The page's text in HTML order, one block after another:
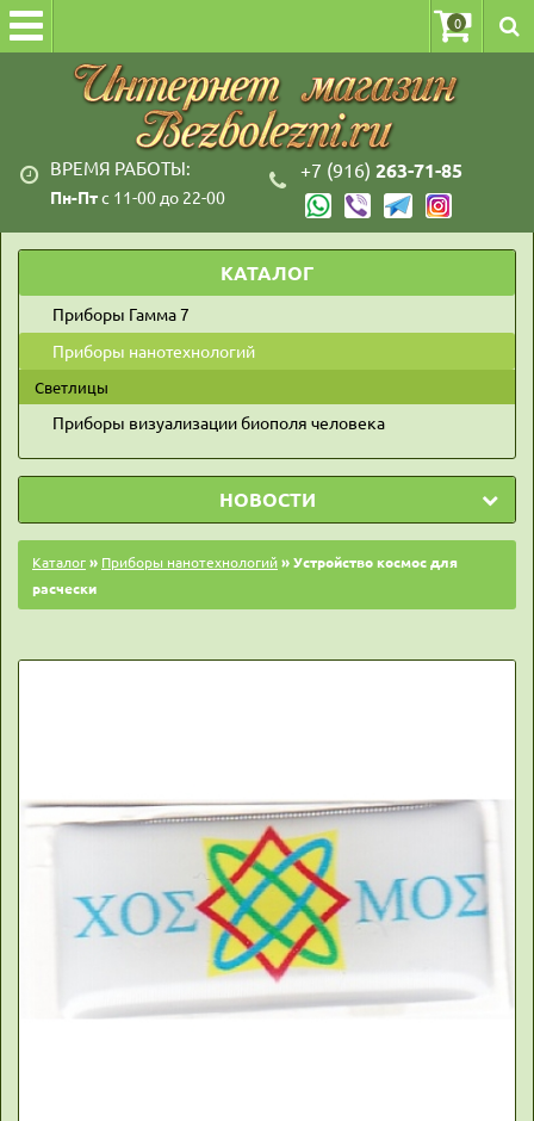
0
ВРЕМЯ РАБОТЫ:
Пн-Птс 11-00 до 22-00
+7 (916) 263-71-85
КАТАЛОГ
Приборы Гамма 7
Приборы нанотехнологий
Светлицы
Приборы визуализации биополя человека
НОВОСТИ
Каталог» Приборы нанотехнологий» Устройство космос для
расчески